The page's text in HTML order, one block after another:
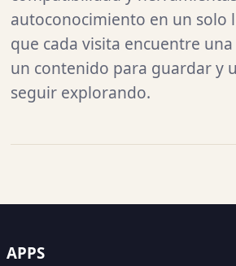
autoconocimiento en un solo
que cada visita encuentre
un contenido para guardar y
seguir explorando.
APPS